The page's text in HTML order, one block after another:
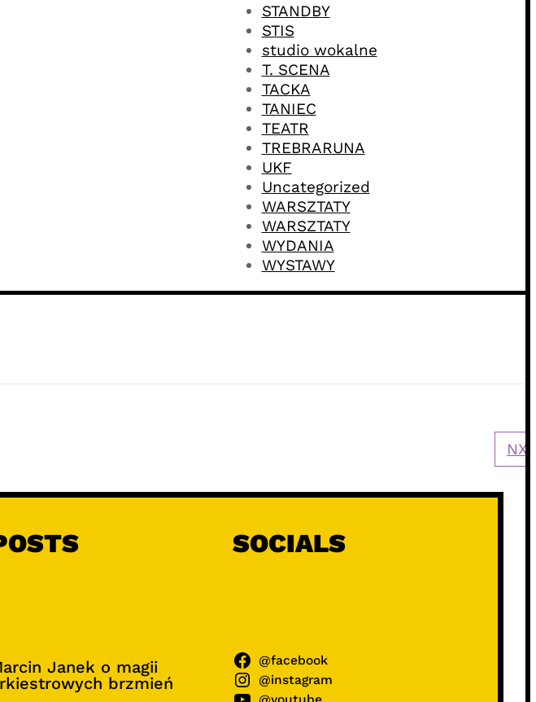
STANDBY
STIS
studio wokalne
T. SCENA
TACKA
TANIEC
TEATR
TREBRARUNA
UKF
Uncategorized
WARSZTATY
WARSZTATY
WYDANIA
WYSTAWY
Janek o magii
brzmień
SOCIALS
@facebook
@instagram